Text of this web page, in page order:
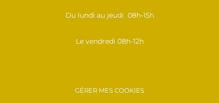
Du lundi au jeudi 08h-15h
Le vendredi 08h-12h
GÉRER MES COOKIES